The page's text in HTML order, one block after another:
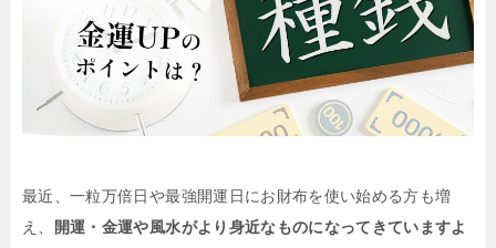
最近、一粒万倍日や最強開運日にお財布を使い始める方も増
え、
開運・金運や風水がより身近なものになってきていますよ